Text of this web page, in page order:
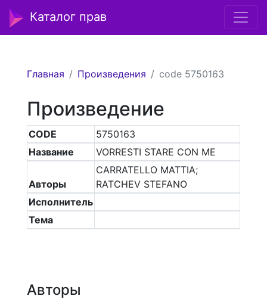
Каталог прав
Главная Произведения code 5750163
Произведение
CODE
5750163
Название
VORRESTI STARE CON ME
Авторы
CARRATELLO MATTIA;
RATCHEV STEFANO
Исполнитель
Тема
Авторы